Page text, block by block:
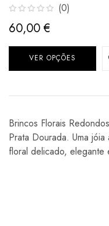
(0)
60,00€
VER OPÇÕES
Brincos Florais
Prata Dourada. Uma
floral delicado, elegante